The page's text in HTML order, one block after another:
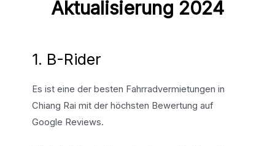
Aktualisierung 2024
1. B-Rider
Es ist eine der besten Fahrradvermietungen in
Chiang Rai mit der höchsten Bewertung auf
Google Reviews.